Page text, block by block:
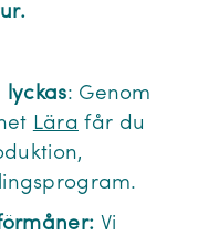
: Genom
Lära får du
Vi